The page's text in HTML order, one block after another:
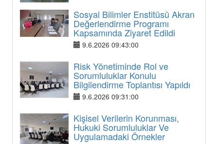
Sosyal Bilimler Enstitüsü Akran
Değerlendirme Programı
Kapsamında Ziyaret Edildi
9.6.2026 09:43:00
Risk Yönetiminde Rol ve
Sorumluluklar Konulu
Bilgilendirme Toplantısı Yapıldı
9.6.2026 09:31:00
Kişisel Verilerin Korunması,
Hukuki Sorumluluklar Ve
Uygulamadaki Örnekler